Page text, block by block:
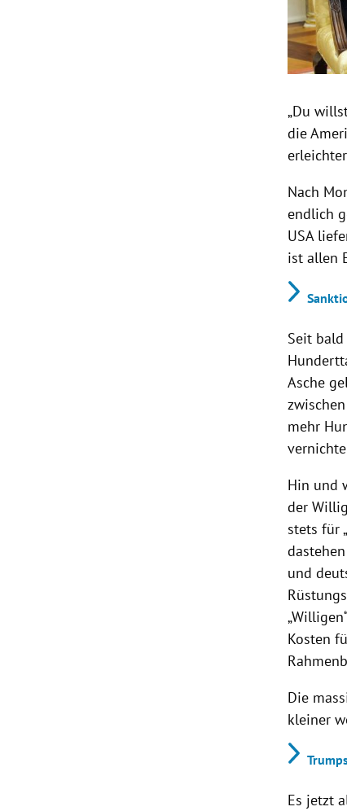
„Du
die
Nach
endlich
USA
ist allen
Seit
Asche
mehr
Hin und
der
stets für
und
Kosten
Die
kleiner
Es jetzt